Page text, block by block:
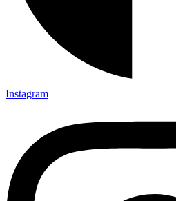
Instagram